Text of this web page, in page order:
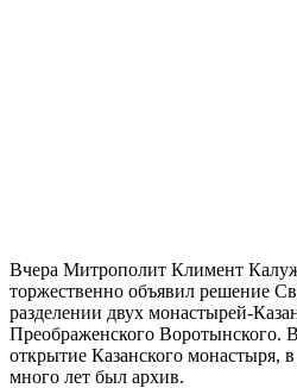
Вчера Митрополит Климент
торжественно объявил решение
разделении двух монастырей-
Преображенского Воротынского.
открытие Казанского монастыря,
много лет был архив.